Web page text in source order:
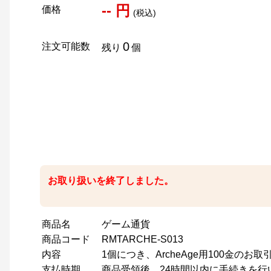
価格 -- 円 (税込)
注文可能数 残り 0個
お取り扱いを終了しました。
商品名
ゲーム通貨
商品コード
RMTARCHE-S013
内容
1個につき、ArcheAge用100金のお取